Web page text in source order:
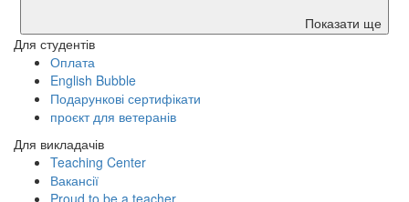
Показати ще
Для студентів
Оплата
English Bubble
Подарункові сертифікати
проєкт для ветеранів
Для викладачів
Teaching Center
Вакансії